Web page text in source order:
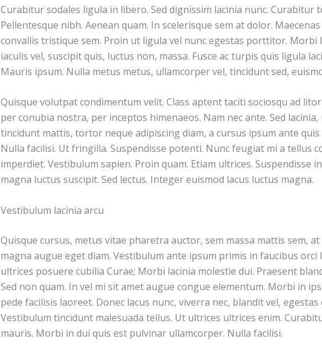
Curabitur sodales ligula in libero. Sed dignissim lacinia nunc. Curabitur
Pellentesque nibh. Aenean quam. In scelerisque sem at dolor. Maecenas
convallis tristique sem. Proin ut ligula vel nunc egestas porttitor. Morbi
iaculis vel, suscipit quis, luctus non, massa. Fusce ac turpis quis ligula
Mauris ipsum. Nulla metus metus, ullamcorper vel, tincidunt sed,
Quisque volutpat condimentum velit. Class aptent taciti sociosqu ad
per conubia nostra, per inceptos himenaeos. Nam nec ante. Sed
tincidunt mattis, tortor neque adipiscing diam, a cursus ipsum ante
Nulla facilisi. Ut fringilla. Suspendisse potenti. Nunc feugiat mi a tellus
imperdiet. Vestibulum sapien. Proin quam. Etiam ultrices. Suspendisse
magna luctus suscipit. Sed lectus. Integer euismod lacus luctus magna.
Vestibulum lacinia arcu
Quisque cursus, metus vitae pharetra auctor, sem massa mattis sem,
magna augue eget diam. Vestibulum ante ipsum primis in faucibus orci
ultrices posuere cubilia Curae; Morbi lacinia molestie dui. Praesent
Sed non quam. In vel mi sit amet augue congue elementum. Morbi in
pede facilisis laoreet. Donec lacus nunc, viverra nec, blandit vel, egestas
Vestibulum tincidunt malesuada tellus. Ut ultrices ultrices enim.
mauris. Morbi in dui quis est pulvinar ullamcorper. Nulla facilisi.